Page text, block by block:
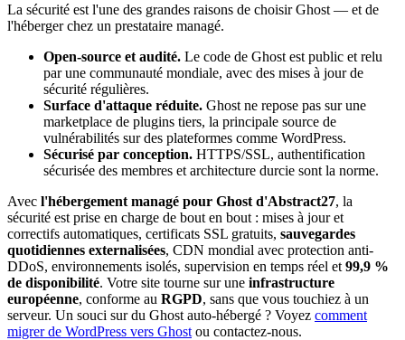
La sécurité est l'une des grandes raisons de choisir Ghost — et de
l'héberger chez un prestataire managé.
Open-source et audité. Le code de Ghost est public et relu
par une communauté mondiale, avec des mises à jour de
sécurité régulières.
Surface d'attaque réduite. Ghost ne repose pas sur une
marketplace de plugins tiers, la principale source de
vulnérabilités sur des plateformes comme WordPress.
Sécurisé par conception. HTTPS/SSL, authentification
sécurisée des membres et architecture durcie sont la norme.
Avec l'hébergement managé pour Ghost d'Abstract27, la
sécurité est prise en charge de bout en bout : mises à jour et
correctifs automatiques, certificats SSL gratuits, sauvegardes
quotidiennes externalisées, CDN mondial avec protection anti-
DDoS, environnements isolés, supervision en temps réel et 99,9 %
de disponibilité. Votre site tourne sur une infrastructure
européenne, conforme au RGPD, sans que vous touchiez à un
serveur. Un souci sur du Ghost auto-hébergé ? Voyez comment
migrer de WordPress vers Ghost ou contactez-nous.